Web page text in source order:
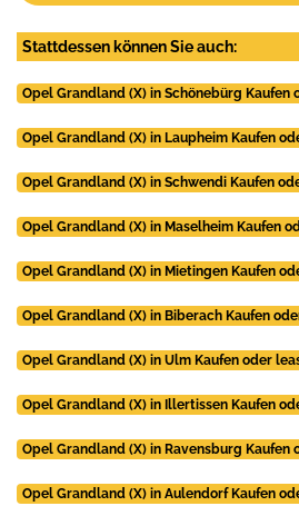
Stattdessen können Sie auch:
Opel Grandland (X) in Schönebürg Kaufen
Opel Grandland (X) in Laupheim Kaufen
Opel Grandland (X) in Schwendi Kaufen
Opel Grandland (X) in Maselheim Kaufen
Opel Grandland (X) in Mietingen Kaufen
Opel Grandland (X) in Biberach Kaufen
Opel Grandland (X) in Ulm Kaufen oder
Opel Grandland (X) in Illertissen Kaufen
Opel Grandland (X) in Ravensburg Kaufen
Opel Grandland (X) in Aulendorf Kaufen